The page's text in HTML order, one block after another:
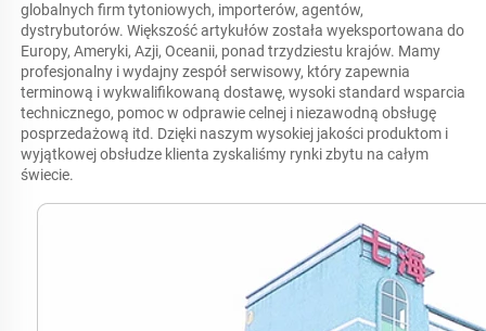
globalnych firm tytoniowych, importerów, agentów,
dystrybutorów. Większość artykułów została wyeksportowana do
Europy, Ameryki, Azji, Oceanii, ponad trzydziestu krajów. Mamy
profesjonalny i wydajny zespół serwisowy, który zapewnia
terminową i wykwalifikowaną dostawę, wysoki standard wsparcia
technicznego, pomoc w odprawie celnej i niezawodną obsługę
posprzedażową itd. Dzięki naszym wysokiej jakości produktom i
wyjątkowej obsłudze klienta zyskaliśmy rynki zbytu na całym
świecie.